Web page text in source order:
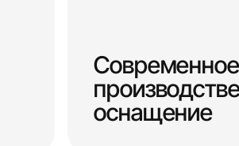
Современное
оснащение